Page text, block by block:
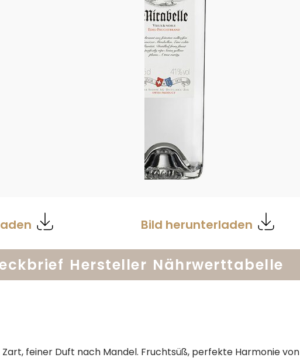
Bild herunterladen
Hersteller Nährwerttabelle
Zart, feiner Duft nach Mandel. Fruchtsüß, perfekte Harmonie von